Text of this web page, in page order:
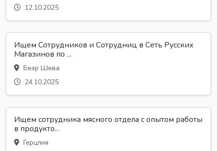
12.10.2025
Ищем Сотрудников и Сотрудниц в Сеть Русских
Магазинов по ...
Беэр Шева
24.10.2025
Ищем сотрудника мясного отдела с опытом работы
в продукто...
Герцлия